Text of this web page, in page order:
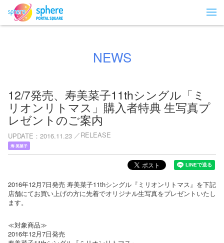
NEWS
12/7発売、寿美菜子11thシングル「ミ
リオンリトマス」購入者特典 生写真プ
レゼントのご案内
UPDATE 2016.11.23 RELEASE
寿 美菜子
2016年12月7日発売 寿美菜子11thシングル『ミリオンリトマス』を下記
店舗にてお買い上げの方に先着でオリジナル生写真をプレゼントいたし
ます。
≪対象商品≫
2016年12月7日発売